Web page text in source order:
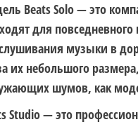
Beats Solo — это
для
музыки в
их небольшого
шумов, как
Studio — это